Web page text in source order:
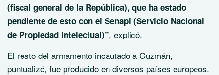
(fiscal general de la República), que ha estado
pendiente de esto con el Senapi (Servicio Nacional
de Propiedad Intelectual)”, explicó.
El resto del armamento incautado a Guzmán,
puntualizó, fue producido en diversos países europeos.